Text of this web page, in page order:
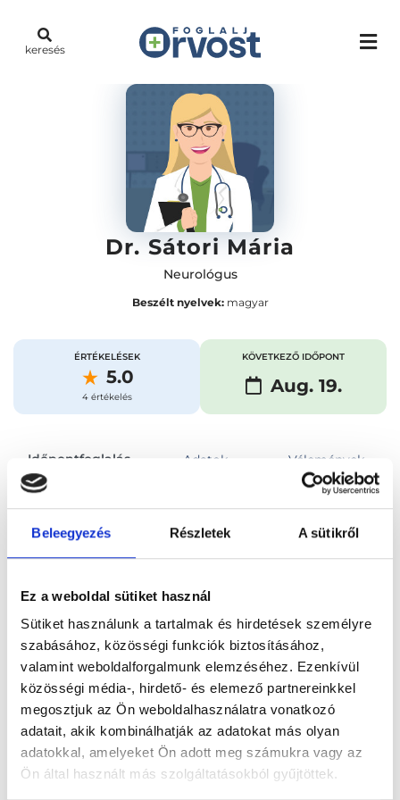
Beleegyezés Részletek A sütikről
Ez a weboldal sütiket használ
Sütiket használunk a tartalmak és hirdetések személyre
szabásához, közösségi funkciók biztosításához,
valamint weboldalforgalmunk elemzéséhez. Ezenkívül
közösségi média-, hirdető- és elemező partnereinkkel
megosztjuk az Ön weboldalhasználatra vonatkozó
adatait, akik kombinálhatják az adatokat más olyan
adatokkal, amelyeket Ön adott meg számukra vagy az
Ön által használt más szolgáltatásokból gyűjtöttek.
keresés
Dr. Sátori Mária
Neurológus
Beszélt nyelvek:magyar
ÉRTÉKELÉSEK
5.0
4 értékelés
KÖVETKEZŐ IDŐPONT
Aug. 19.
Időpontfoglalás Adatok Vélemények
Foglalj időpontot
Főoldal Orvosok Neurológus
Neurológus, Budapest, XI. kerület Dr. Sátori Mária